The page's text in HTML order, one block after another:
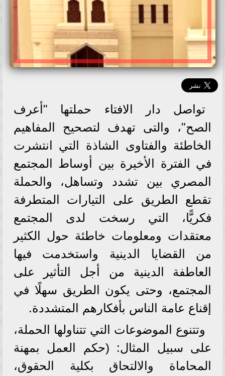
تواصل دار الافتاء حملتها "أعرف
الصح"، والتى تهدف لتصحيح المفاهيم
الخاطئة والفتاوى الشاذة التي انتشرت
في الفترة الأخيرة بين أوساط المجتمع
المصري بين تشدد وتساهل، والحملة
تقطع الطريق على التيارات المتطرفة
فكريًّا، التي رسخت لدى المجتمع
معتقدات ومعلومات خاطئة حول الكثير
من القضايا الدينية واستخدمت فيها
العاطفة الدينية من أجل التأثير على
المجتمع، وحتى يكون الطريق سهلًا في
إقناع عامة الناس بأفكارهم المتشددة.
وتتنوع الموضوعات التي تتناولها الحملة،
على سبيل المثال: (حكم العمل بمهنة
المحاماة والالتحاق بكلية الحقوق،